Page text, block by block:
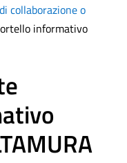
collaborazione o
informativo